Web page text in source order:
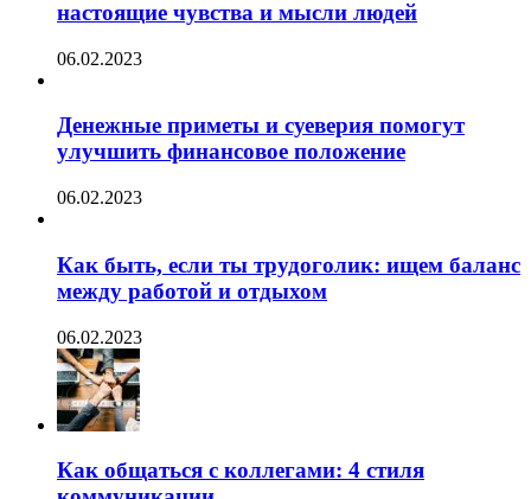
настоящие чувства и мысли людей
06.02.2023
Денежные приметы и суеверия помогут
улучшить финансовое положение
06.02.2023
Как быть, если ты трудоголик: ищем баланс
между работой и отдыхом
06.02.2023
Как общаться с коллегами: 4 стиля